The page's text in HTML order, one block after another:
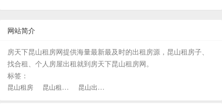
网站简介
房天下昆山租房网提供海量最新最及时的出租房源，昆山租房子、
找合租、个人房屋出租就到房天下昆山租房网。
标签：
昆山租房 昆山租房网 昆山出租房源租房